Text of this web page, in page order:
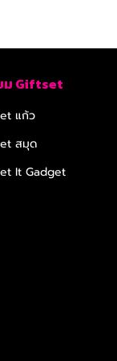
ม Giftset
แก้ว
สมุด
It Gadget